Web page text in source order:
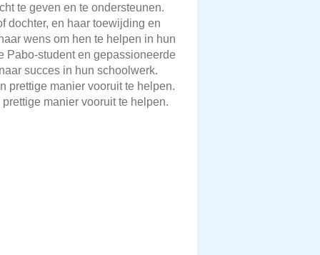
te geven en te ondersteunen.
dochter, en haar toewijding en
wens om hen te helpen in hun
Pabo-student en gepassioneerde
succes in hun schoolwerk.
prettige manier vooruit te helpen.
manier vooruit te helpen.